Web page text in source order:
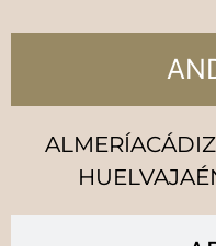
ALMERÍACÁDIZ
HUELVA